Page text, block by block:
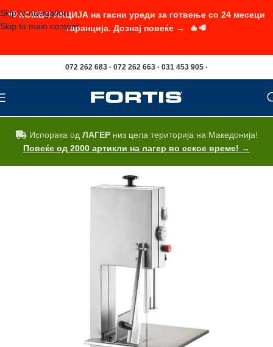
Skip to navigation
Skip to main content
072 262 683 · 072 262 663 · 031 453 905 ·
Испорака од ЛАГЕРниз цела територија на Македонија!
Повеќе од 2000 артикли на лагер во секое време! →
📢 КОМБО АКЦИЈА на гасни уреди за готвење со 24 месеци
гаранција. Дознај повеќе → 🔥🥩